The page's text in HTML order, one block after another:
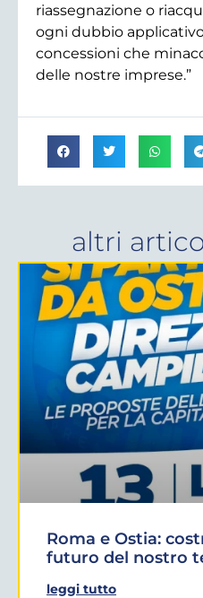
riassegnazione o
ogni dubbio
concessioni che
delle nostre imprese.”
altri
Roma e Ostia:
futuro del nostro
leggi tutto